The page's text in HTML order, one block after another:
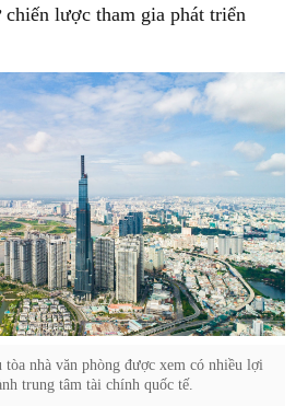
lược tham gia phát triển
nhà văn phòng được xem có nhiều lợi
trung tâm tài chính quốc tế.